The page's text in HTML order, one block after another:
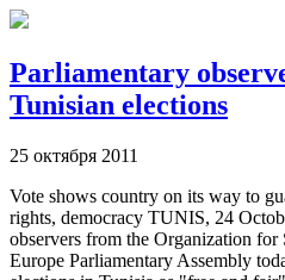
Parliamentary
Tunisian elections
25 октября 2011
Vote shows country on its way to
rights, democracy TUNIS, 24
observers from the Organization
Europe Parliamentary Assembly